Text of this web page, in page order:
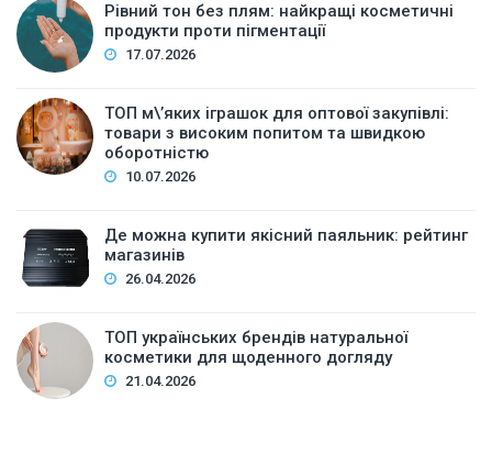
Рівний тон без плям: найкращі косметичні
продукти проти пігментації
17.07.2026
ТОП м\’яких іграшок для оптової закупівлі:
товари з високим попитом та швидкою
оборотністю
10.07.2026
Де можна купити якісний паяльник: рейтинг
магазинів
26.04.2026
ТОП українських брендів натуральної
косметики для щоденного догляду
21.04.2026